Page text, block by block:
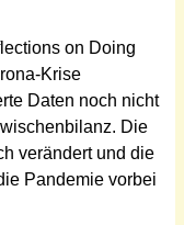
on Doing
Krise
Daten noch nicht
Die
verändert und die
Pandemie vorbei